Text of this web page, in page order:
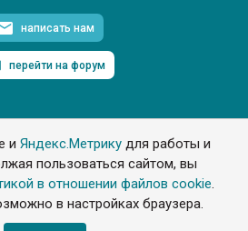
иЯндекс.Метрику для работы и
пользоваться сайтом, вы
в отношении файлов cookie.
в настройках браузера.
написать нам
перейти на форум
© 2006. Все права защищены
материалов сайта с обязательной
на www.e-plastic.ru
сайта